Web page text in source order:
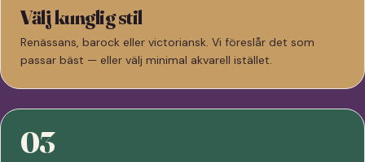
Välj kunglig stil
Renässans, barock eller victoriansk. Vi föreslår det som
passar bäst — eller välj minimal akvarell istället.
03